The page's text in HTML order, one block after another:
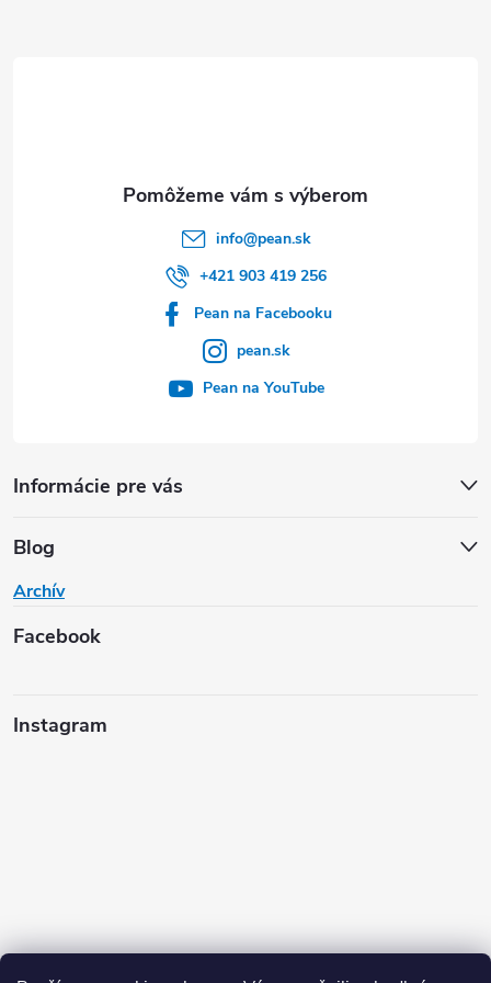
Informácie pre vás
Blog
Archív
Facebook
info@pean.sk
+421 903 419 256
Pean na Facebooku
pean.sk
Pean na YouTube
Instagram